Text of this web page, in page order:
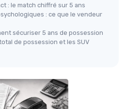
: le match chiffré sur 5 ans
: ce que le vendeur
sécuriser 5 ans de possession
de possession et les SUV